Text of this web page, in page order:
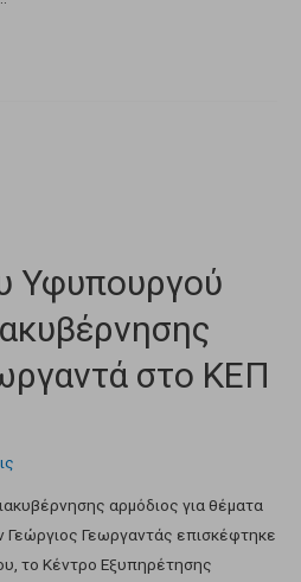
Υφυπουργού
στο ΚΕΠ
αρμόδιος για θέματα
Γεώργιος Γεωργαντάς επισκέφτηκε
το Κέντρο Εξυπηρέτησης